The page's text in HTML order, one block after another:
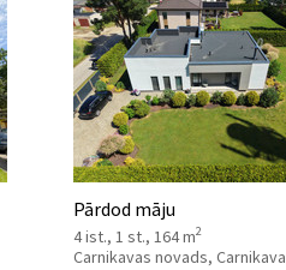
Pārdod māju
4 ist., 1 st., 164 m2
Carnikavas novads, Carnikava